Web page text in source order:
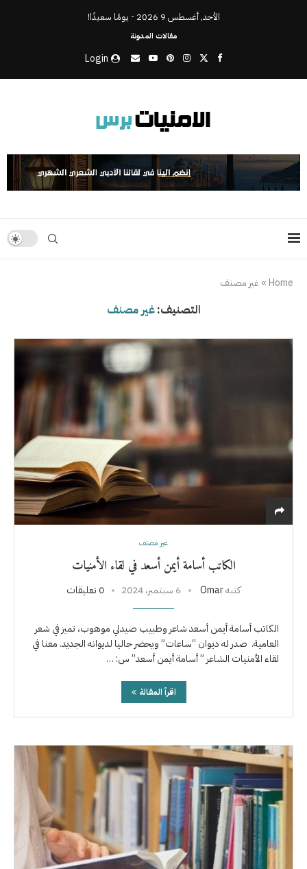
الأحد, أغسطس 9 2026 - يومًا سعيدًا!
مقالات المدونة
Login
Home
»غير مصنف
التصنيف:غير مصنف
غير مصنف
الكاتب أسامة أيمن أسعد في لقاء الأمنيات
كتبهOmar 6 سبتمبر، 2024 0 تعليقات
الكاتب أسامة أيمن أسعد شاعر وطبيب صيدلي موهوب، تميز في شعر
العامية. صدر له ديوان “ساعات” ويحضر حاليا لديوانه الجديد. معنا في
لقاء الأمنيات الشاعر ” أسامة أيمن أسعد” س: …
اقرأ المقالة